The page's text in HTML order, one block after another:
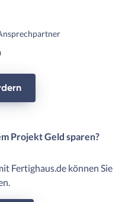
Projekt Geld sparen?
Fertighaus.de können Sie